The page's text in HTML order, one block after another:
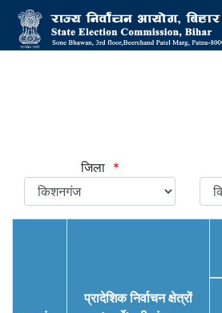
जिला *
प्रादेशिक निर्वाचन क्षेत्रों